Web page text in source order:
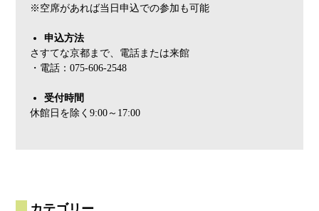
※空席があれば当日申込での参加も可能
申込方法
さすてな京都まで、電話または来館
・電話：075-606-2548
受付時間
休館日を除く9:00～17:00